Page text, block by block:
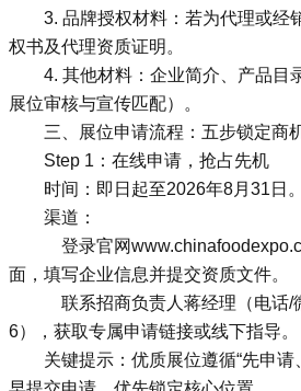
3. 品牌授权材料：若为代理或经
权书及代理资质证明。
4. 其他材料：企业简介、产品目
展位审核与宣传匹配）。
三、展位申请流程：五步锁定商
Step 1：在线申请，抢占先机
时间：即日起至2026年8月31日。
渠道：
登录官网
面，填写企业信息并提交资质文件。
联系招商负责人蒋经理（电话/
6），获取专属申请链接或线下指导。
关键提示：优质展位遵循“先申请